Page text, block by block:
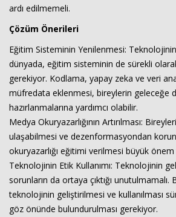
ardı edilmemeli.
Çözüm Önerileri
Eğitim Sisteminin Yenilenmesi:
dünyada, eğitim sisteminin de sürekli
gerekiyor. Kodlama, yapay zeka ve veri
müfredata eklenmesi, bireylerin geleceğe
hazırlanmalarına yardımcı olabilir.
Medya Okuryazarlığının Artırılması:
ulaşabilmesi ve dezenformasyondan
okuryazarlığı eğitimi verilmesi büyük önem
Teknolojinin Etik Kullanımı: Teknolojinin
sorunların da ortaya çıktığı unutulmamalı.
teknolojinin geliştirilmesi ve kullanılması
göz önünde bulundurulması gerekiyor.